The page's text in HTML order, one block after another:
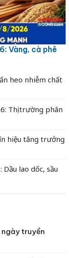
Vàng, cà phê
heo nhiễm chất
Thị trường phân
hiệu tăng trưởng
lao dốc, sầu
ngày truyền